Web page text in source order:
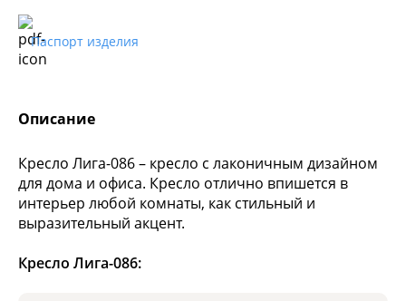
Описание
Кресло Лига-086 – кресло с лаконичным дизайном
для дома и офиса. Кресло отлично впишется в
интерьер любой комнаты, как стильный и
выразительный акцент.
Кресло Лига-086:
Паспорт изделия